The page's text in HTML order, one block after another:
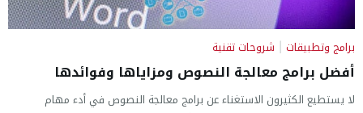
برامج وتطبيقات | شروحات تقنية
أفضل برامج معالجة النصوص ومزاياها وفوائدها
لا يستطيع الكثيرون الاستغناء عن برامج معالجة النصوص في أدء مهام